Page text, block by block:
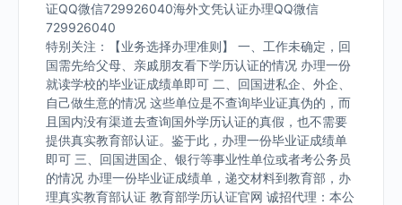
证QQ微信729926040海外文凭认证办理QQ微信
729926040
特别关注：【业务选择办理准则】 一、工作未确定，回
国需先给父母、亲戚朋友看下学历认证的情况 办理一份
就读学校的毕业证成绩单即可 二、回国进私企、外企、
自己做生意的情况 这些单位是不查询毕业证真伪的，而
且国内没有渠道去查询国外学历认证的真假，也不需要
提供真实教育部认证。鉴于此，办理一份毕业证成绩单
即可 三、回国进国企、银行等事业性单位或者考公务员
的情况 办理一份毕业证成绩单，递交材料到教育部，办
理真实教育部认证 教育部学历认证官网 诚招代理：本公